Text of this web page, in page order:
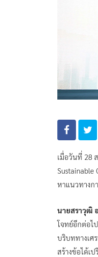
เมื่อวันที่ 28
Sustainable
หาแนวทางก
นายสราวุฒิ
โจทย์อีกต่อไ
บริบททางเศ
สร้างข้อได้เ